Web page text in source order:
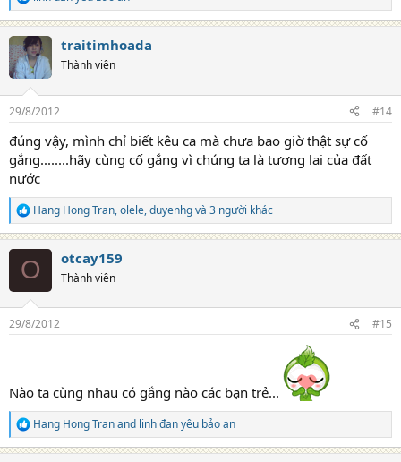
e
c
t
i
s
traitimhoada
Thành viên
29/8/2012 #14
đúng vậy, mình chỉ biết kêu ca mà chưa bao giờ thật sự cố
gắng........hãy cùng cố gắng vì chúng ta là tương lai của đất
nước
R
e
a
s
Hang Hong Tran,olele,duyenhgvà 3 người khác
O otcay159
Thành viên
29/8/2012 #15
Nào ta cùng nhau có gắng nào các bạn trẻ...
R
e
Hang Hong Tranand linh đan yêu bảo an